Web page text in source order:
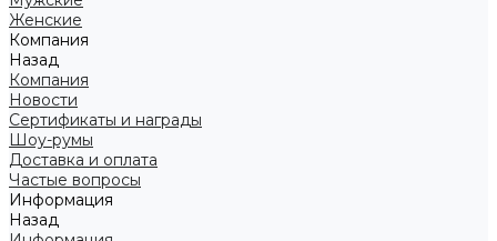
Женские
Компания
Назад
Компания
Новости
Сертификаты и награды
Шоу-румы
Доставка и оплата
Частые вопросы
Информация
Назад